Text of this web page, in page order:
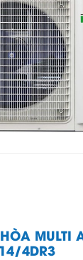
MULTI
4DR3